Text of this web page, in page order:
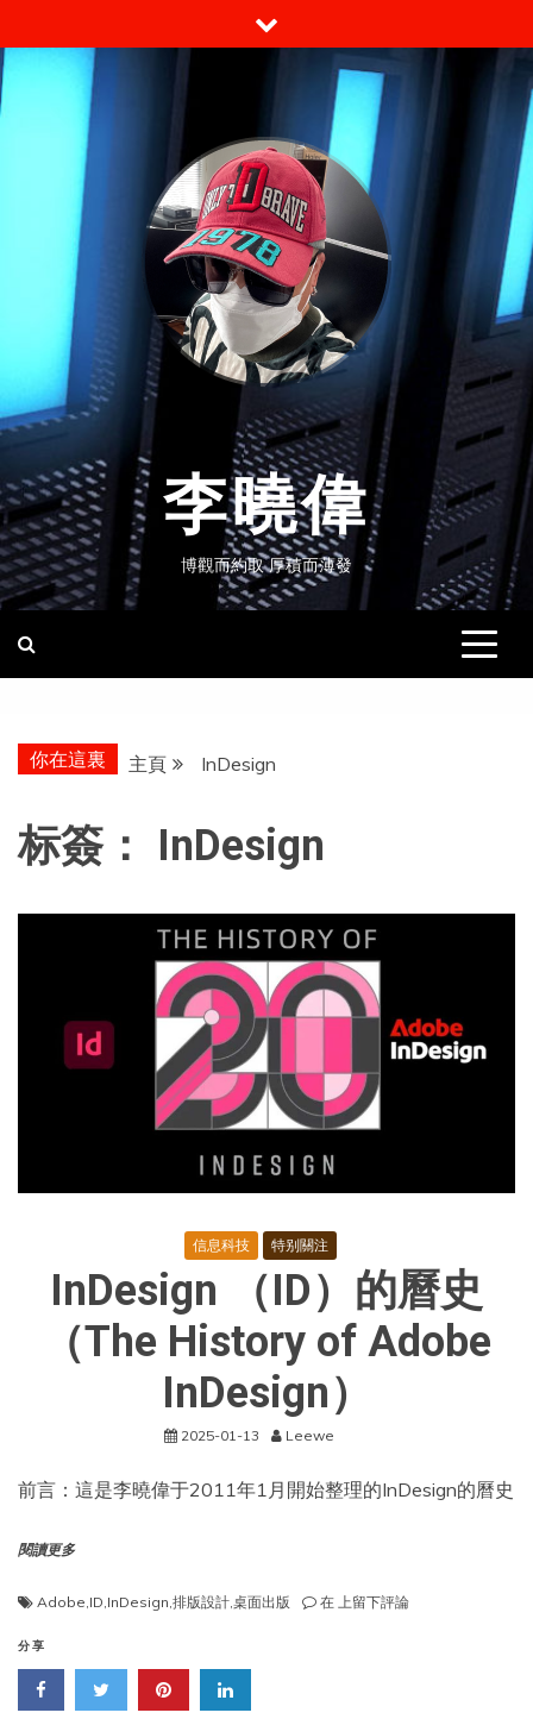
至
内
容
李曉偉
博觀而約取 厚積而薄發
你在這裏 主頁 InDesign
标簽： InDesign
信息科技 特别關注
InDesign （ID）的曆史
（The History of Adobe
InDesign）
2025-01-13 Leewe
前言：這是李曉偉于2011年1月開始整理的InDesign的曆史
閱讀更多
Adobe,ID,InDesign,排版設計,桌面出版 在 InDesign
上留下評論
分享